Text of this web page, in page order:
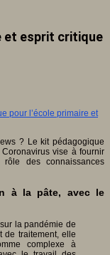
et esprit critique
? Le kit pédagogique
vise à fournir
des connaissances
à la pâte, avec le
la pandémie de
de traitement, elle
complexe à